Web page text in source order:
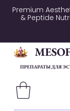
Premium
& Peptide
ПРЕПАРАТЫ ДЛЯ